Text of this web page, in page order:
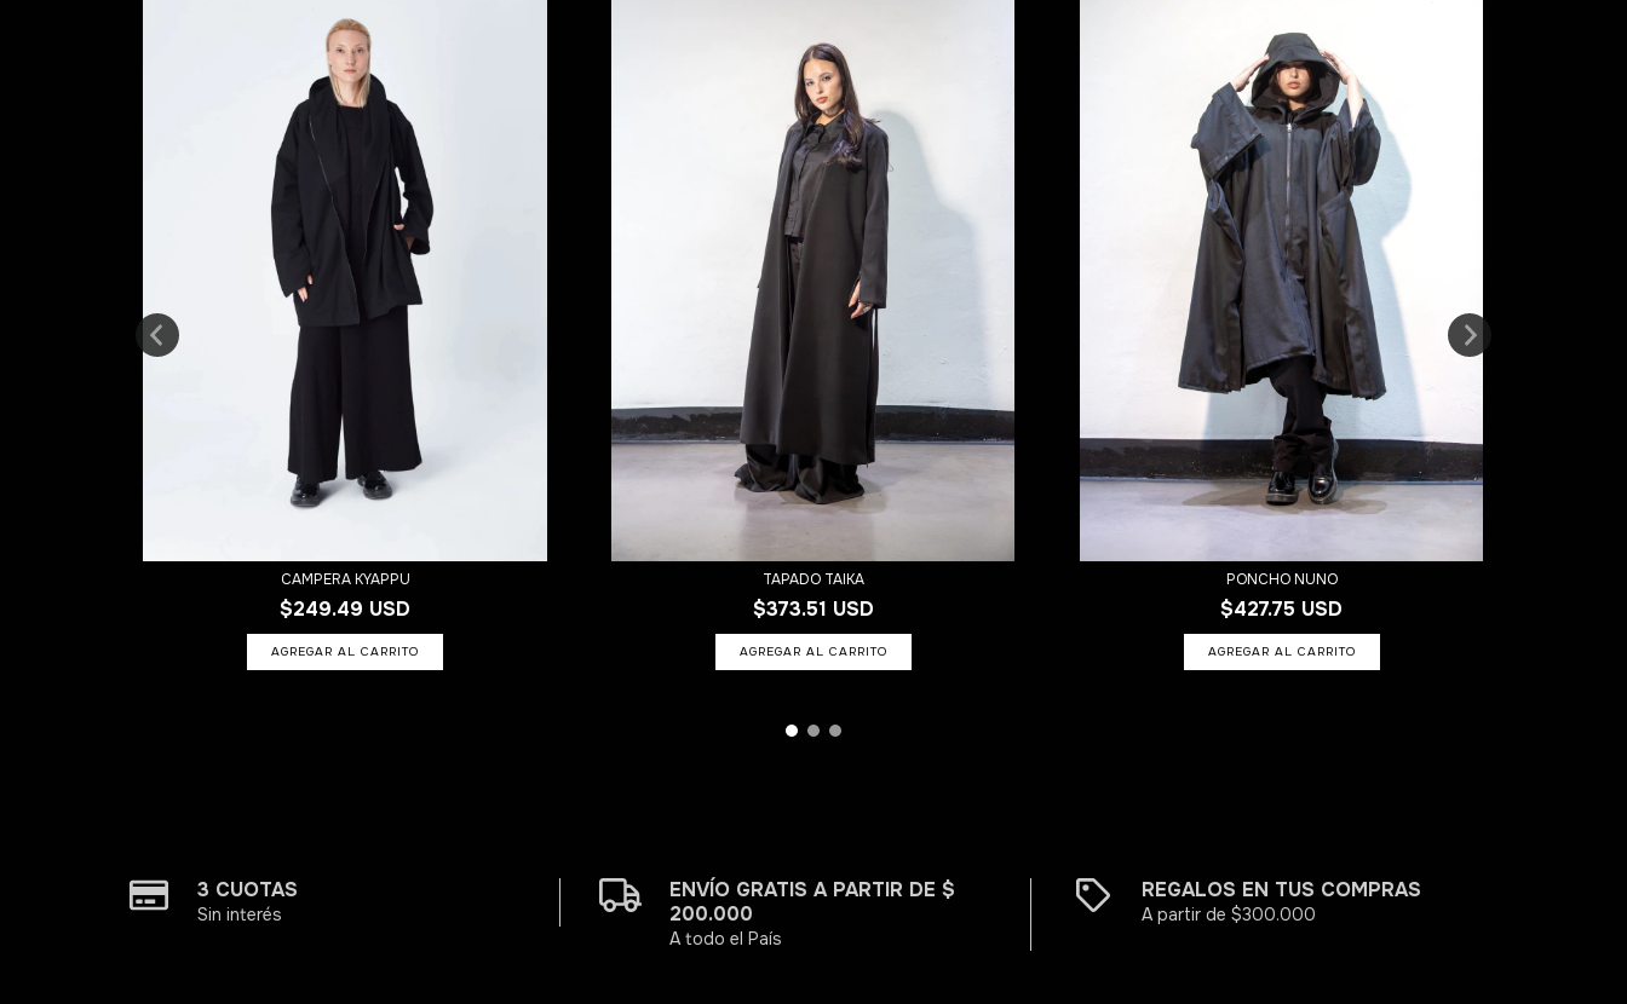
CAMPERA KYAPPU
$249.49 USD
AGREGAR AL CARRITO
TAPADO TAIKA
$373.51 USD
AGREGAR AL CARRITO
PONCHO NUNO
$427.75 USD
3 CUOTAS
Sin interés
ENVÍO GRATIS A PARTIR DE $
200.000
A todo el País
REGALOS EN TUS COMPRAS
A partir de $300.000